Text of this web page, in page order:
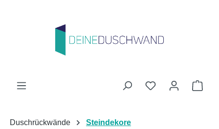
Du hast 0
Duschrückwände Steindekore